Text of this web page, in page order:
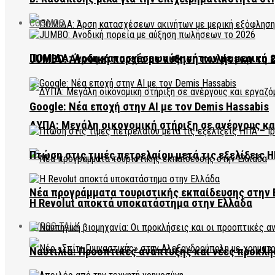
ΠΟΜΙΔΑ: Άρση κατασχέσεων ακινήτων με μερική
ΔΥΠΑ: Μεγάλη οικονομική στήριξη σε ανέργους
Νέα προγράμματα τουριστικής εκπαίδευσης στην
EVROS TALK
COSMOS
JUMBO: Ανοδική πορεία με αύξηση πωλήσεων το
Google: Νέα εποχή στην AI με τον Demis Hassabis
Πτώση στις τιμές πετρελαίου μετά τις εξελίξεις
Η Revolut αποκτά υποκατάστημα στην Ελλάδα
Ναυτιλία: Προοπτικές ανάπτυξης και νέες